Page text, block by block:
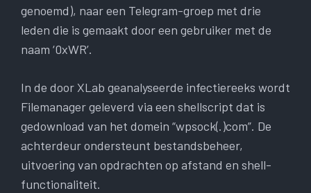
genoemd), naar een Telegram-groep met drie
leden die is gemaakt door een gebruiker met de
naam ‘0xWR’.
In de door XLab geanalyseerde infectiereeks wordt
Filemanager geleverd via een shellscript dat is
gedownload van het domein “wpsock(.)com”. De
achterdeur ondersteunt bestandsbeheer,
uitvoering van opdrachten op afstand en shell-
functionaliteit.